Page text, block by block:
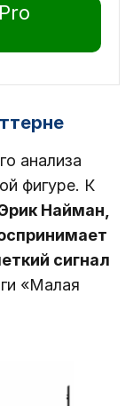
анализа
фигуре. К
Найман,
сигнал
«Малая